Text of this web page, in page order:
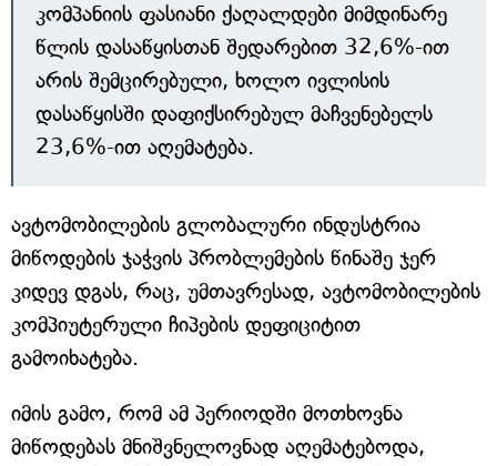
კომპანიის ფასიანი ქაღალდები მიმდინარე
წლის დასაწყისთან შედარებით 32,6%-ით
არის შემცირებული, ხოლო ივლისის
დასაწყისში დაფიქსირებულ მაჩვენებელს
23,6%-ით აღემატება.
ავტომობილების გლობალური ინდუსტრია
მიწოდების ჯაჭვის პრობლემების წინაშე ჯერ
კიდევ დგას, რაც, უმთავრესად, ავტომობილების
კომპიუტერული ჩიპების დეფიციტით
გამოიხატება.
იმის გამო, რომ ამ პერიოდში მოთხოვნა
მიწოდებას მნიშვნელოვნად აღემატებოდა,